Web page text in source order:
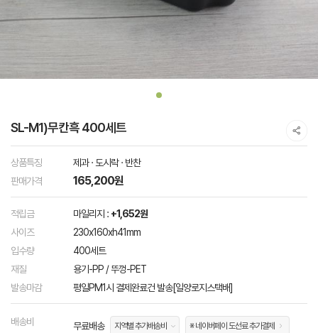
SL-M1)무칸흑 400세트
상품특징
제과 · 도시락 · 반찬
판매가격
165,200원
적립금 마일리지 : +1,652원
사이즈
230x160xh41mm
입수량
400세트
재질
용기-PP / 뚜껑-PET
발송마감
평일PM1시 결제완료건 발송[일양로지스택배]
배송비 무료배송 지역별 추가배송비 ※ 네이버페이 도선료 추가결제